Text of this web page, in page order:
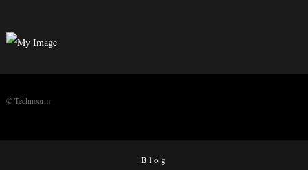
© Technoarm
Blog